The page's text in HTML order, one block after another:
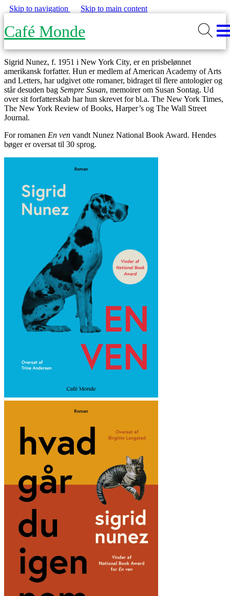
Skip to navigation Skip to main content
Café Monde
Sigrid Nunez, f. 1951 i New York City, er en prisbelønnet
amerikansk forfatter. Hun er medlem af American Academy of Arts
and Letters, har udgivet otte romaner, bidraget til flere antologier og
står desuden bag Sempre Susan, memoirer om Susan Sontag. Ud
over sit forfatterskab har hun skrevet for bl.a. The New York Times,
The New York Review of Books, Harper’s og The Wall Street
Journal.
For romanen En ven vandt Nunez National Book Award. Hendes
bøger er oversat til 30 sprog.